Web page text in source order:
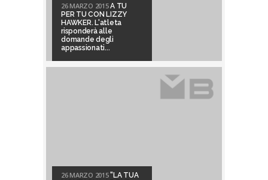
26 MARZO 2015A TU
PER TU CON LIZZY
HAWKER. L'atleta
risponderà alle
domande degli
appassionati...
26 MARZO 2015"LA TUA